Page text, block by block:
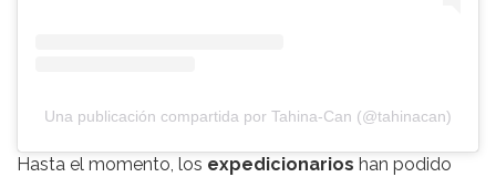
Una publicación compartida por Tahina-Can (@tahinacan)
Hasta el momento, los expedicionarios han podido